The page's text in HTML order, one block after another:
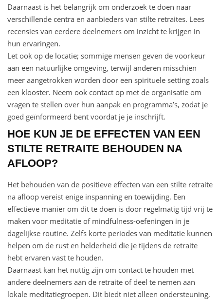
Daarnaast is het belangrijk om onderzoek te doen naar
verschillende centra en aanbieders van stilte retraites. Lees
recensies van eerdere deelnemers om inzicht te krijgen in
hun ervaringen.
Let ook op de locatie; sommige mensen geven de voorkeur
aan een natuurlijke omgeving, terwijl anderen misschien
meer aangetrokken worden door een spirituele setting zoals
een klooster. Neem ook contact op met de organisatie om
vragen te stellen over hun aanpak en programma’s, zodat je
goed geïnformeerd bent voordat je je inschrijft.
HOE KUN JE DE EFFECTEN VAN EEN
STILTE RETRAITE BEHOUDEN NA
AFLOOP?
Het behouden van de positieve effecten van een stilte retraite
na afloop vereist enige inspanning en toewijding. Een
effectieve manier om dit te doen is door regelmatig tijd vrij te
maken voor meditatie of mindfulness-oefeningen in je
dagelijkse routine. Zelfs korte periodes van meditatie kunnen
helpen om de rust en helderheid die je tijdens de retraite
hebt ervaren vast te houden.
Daarnaast kan het nuttig zijn om contact te houden met
andere deelnemers aan de retraite of deel te nemen aan
lokale meditatiegroepen. Dit biedt niet alleen ondersteuning,